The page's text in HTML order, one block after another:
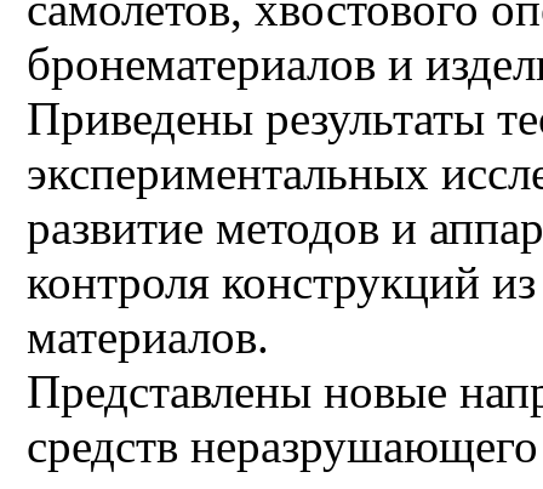
бронематериалов и
Приведены результаты
экспериментальных
развитие методов и
контроля конструкций
материалов.
Представлены новые
средств